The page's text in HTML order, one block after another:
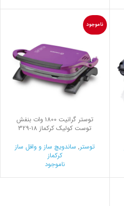
ناموجود
توستر گرانیت 1800 وات بنفش
توست کولیک کرکماز 329-18
توستر, ساندویچ ساز و وافل ساز
کرکماز
ناموجود